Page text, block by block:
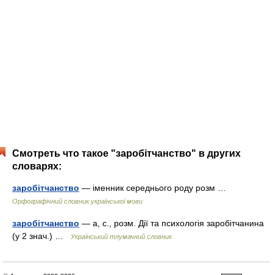
Смотреть что такое "заробітчанство" в других
словарях:
заробітчанство — іменник середнього роду розм …
Орфографічний словник української мови
заробітчанство — а, с., розм. Дії та психологія заробітчанина
(у 2 знач.) …
Український тлумачний словник